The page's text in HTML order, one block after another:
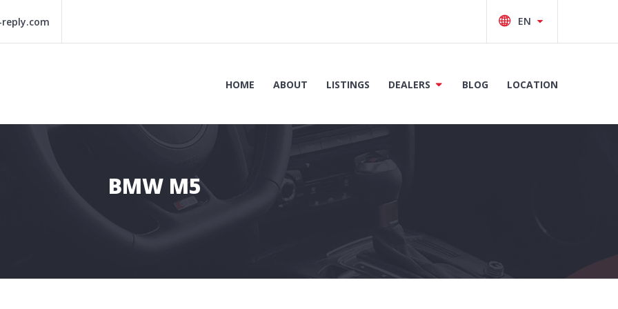
HOME ABOUT LISTINGS DEALERS BLOG LOCATION
BMW M5